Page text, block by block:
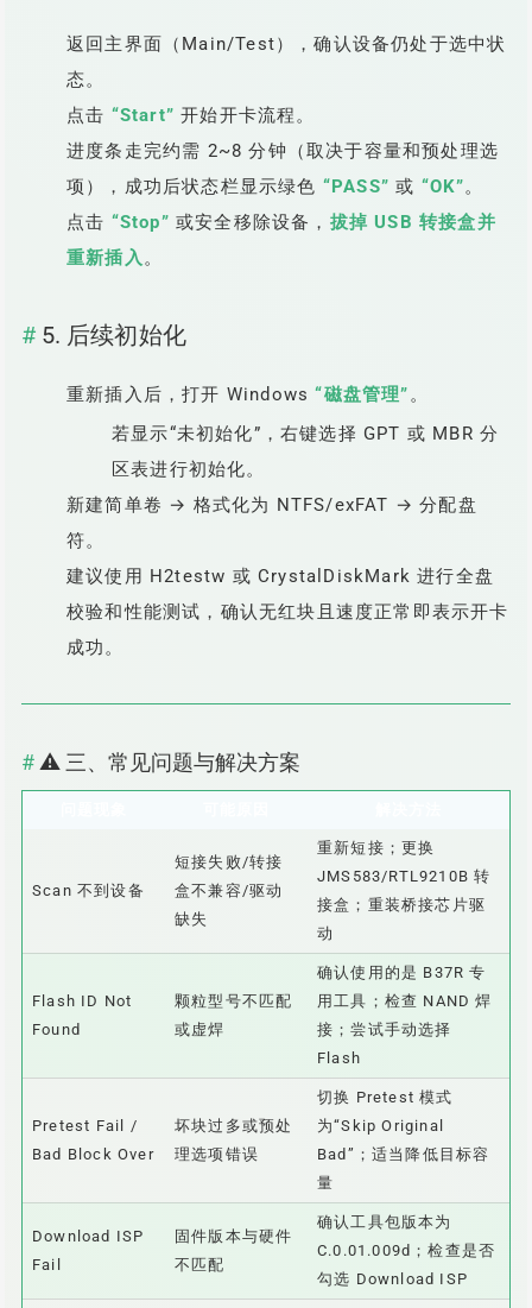
返回主界面（Main/Test），确认设备仍处于选中状
态。
点击 “Start” 开始开卡流程。
进度条走完约需 2~8 分钟（取决于容量和预处理选
项），成功后状态栏显示绿色 “PASS” 或 “OK”。
点击 “Stop” 或安全移除设备， 拔掉 USB 转接盒并
重新插入。
5. 后续初始化
重新插入后，打开 Windows“磁盘管理”。
若显示“未初始化”，右键选择 GPT 或 MBR 分
区表进行初始化。
新建简单卷 → 格式化为 NTFS/exFAT → 分配盘
符。
建议使用 H2testw 或 CrystalDiskMark 进行全盘
校验和性能测试，确认无红块且速度正常即表示开卡
成功。
⚠️ 三、常见问题与解决方案
Scan 不到设备
短接失败/转接
盒不兼容/驱动
缺失
重新短接；更换
JMS583/RTL9210B 转
接盒；重装桥接芯片驱
动
Flash ID Not
Found
颗粒型号不匹配
或虚焊
确认使用的是 B37R 专
用工具；检查 NAND 焊
接；尝试手动选择
Flash
Pretest Fail /
Bad Block Over
坏块过多或预处
理选项错误
切换 Pretest 模式
为“Skip Original
Bad”；适当降低目标容
量
Download ISP
Fail
固件版本与硬件
不匹配
确认工具包版本为
C.0.01.009d；检查是否
勾选 Download ISP